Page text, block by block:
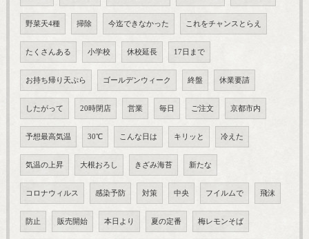
野菜天4種 掃除 今迄できなかった これをチャンスとらえ
たくさんある 小学校 休校延長 17日まで
お持ち帰り天ぷら ゴールデンウィーク 終盤 休業要請
したがって 20時閉店 営業 毎日 ご注文 京都市内
予想最高気温 30℃ こんな日は キリッと 冷えた
気温の上昇 大根おろし きざみ海苔 新たな
コロナウィルス 感染予防 対策 中央 フイルムで 飛沫
防止 販売開始 本日より 夏の定番 梅レモンそば